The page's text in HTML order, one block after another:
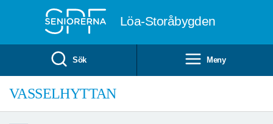
Löa-Storåbygden
Sök Meny
VASSELHYTTAN